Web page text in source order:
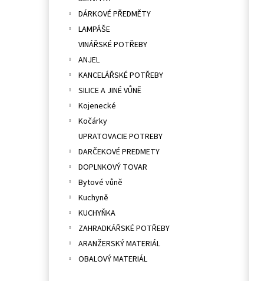
DÁRKOVÉ PŘEDMĚTY
LAMPÁŠE
VINÁŘSKÉ POTŘEBY
ANJEL
KANCELÁŘSKÉ POTŘEBY
SILICE A JINÉ VŮNĚ
Kojenecké
Kočárky
UPRATOVACIE POTREBY
DARČEKOVÉ PREDMETY
DOPLNKOVÝ TOVAR
Bytové vůně
Kuchyně
KUCHYŇKA
ZAHRADKÁŘSKÉ POTŘEBY
ARANŽERSKÝ MATERIÁL
OBALOVÝ MATERIÁL